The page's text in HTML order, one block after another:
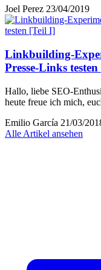
Joel Perez 23/04/2019
Linkbuilding-
Presse-Links
Hallo, liebe SEO-
heute freue ich mich,
Emilio García 21/03/
Alle Artikel ansehen